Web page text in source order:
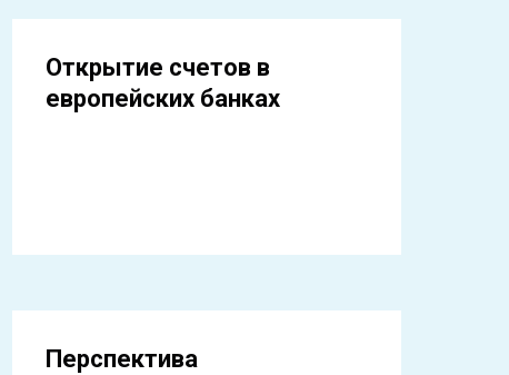
Открытие счетов в
европейских банках
Перспектива